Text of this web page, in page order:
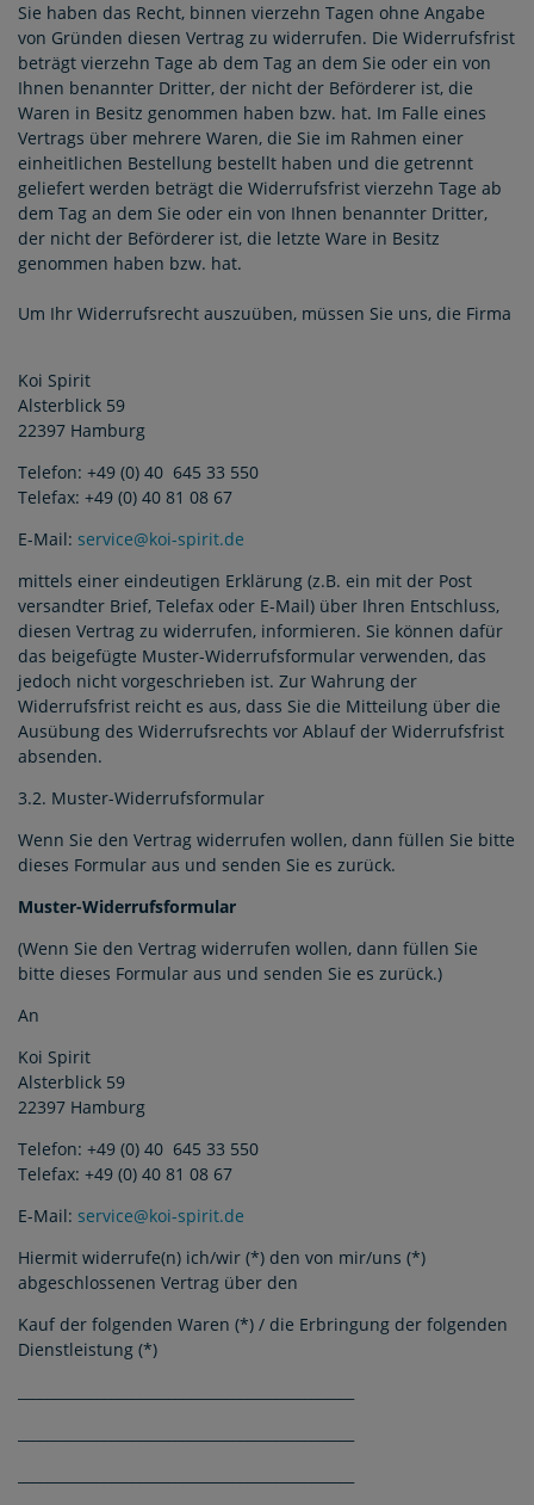
Sie haben das Recht, binnen vierzehn Tagen ohne Angabe
von Gründen diesen Vertrag zu widerrufen. Die Widerrufsfrist
beträgt vierzehn Tage ab dem Tag an dem Sie oder ein von
Ihnen benannter Dritter, der nicht der Beförderer ist, die
Waren in Besitz genommen haben bzw. hat. Im Falle eines
Vertrags über mehrere Waren, die Sie im Rahmen einer
einheitlichen Bestellung bestellt haben und die getrennt
geliefert werden beträgt die Widerrufsfrist vierzehn Tage ab
dem Tag an dem Sie oder ein von Ihnen benannter Dritter,
der nicht der Beförderer ist, die letzte Ware in Besitz
genommen haben bzw. hat.
Um Ihr Widerrufsrecht auszuüben, müssen Sie uns, die Firma
Koi Spirit
Alsterblick 59
22397 Hamburg
Telefon: +49 (0) 40 645 33 550
Telefax: +49 (0) 40 81 08 67
E-Mail: service@koi-spirit.de
mittels einer eindeutigen Erklärung (z.B. ein mit der Post
versandter Brief, Telefax oder E-Mail) über Ihren Entschluss,
diesen Vertrag zu widerrufen, informieren. Sie können dafür
das beigefügte Muster-Widerrufsformular verwenden, das
jedoch nicht vorgeschrieben ist. Zur Wahrung der
Widerrufsfrist reicht es aus, dass Sie die Mitteilung über die
Ausübung des Widerrufsrechts vor Ablauf der Widerrufsfrist
absenden.
3.2. Muster-Widerrufsformular
Wenn Sie den Vertrag widerrufen wollen, dann füllen Sie bitte
dieses Formular aus und senden Sie es zurück.
Muster-Widerrufsformular
(Wenn Sie den Vertrag widerrufen wollen, dann füllen Sie
bitte dieses Formular aus und senden Sie es zurück.)
An
Koi Spirit
Alsterblick 59
22397 Hamburg
Telefon: +49 (0) 40 645 33 550
Telefax: +49 (0) 40 81 08 67
E-Mail: service@koi-spirit.de
Hiermit widerrufe(n) ich/wir (*) den von mir/uns (*)
abgeschlossenen Vertrag über den
Kauf der folgenden Waren (*) / die Erbringung der folgenden
Dienstleistung (*)